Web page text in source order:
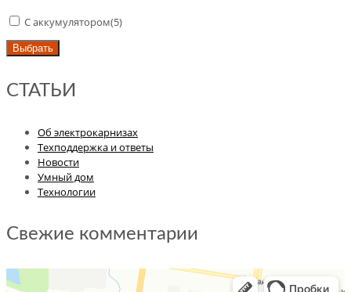
С аккумулятором(5)
Выбрать
СТАТЬИ
Об электрокарнизах
Техподдержка и ответы
Новости
Умный дом
Технологии
Свежие комментарии